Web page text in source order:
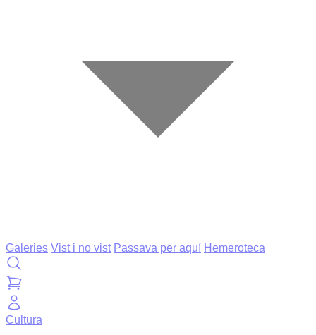
Galeries Vist i no vist Passava per aquí Hemeroteca
Cultura